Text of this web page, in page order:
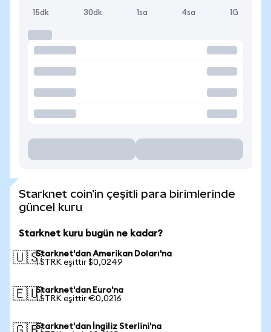
15dk 30dk 1sa 4sa 1G
Starknet coin'in çeşitli para birimlerinde
güncel kuru
Starknet kuru bugün ne kadar?
🇺🇸Starknet'dan Amerikan Doları'na
1 STRK eşittir $0,0249
🇪🇺Starknet'dan Euro'na
1 STRK eşittir €0,0216
Starknet'dan İngiliz Sterlini'na